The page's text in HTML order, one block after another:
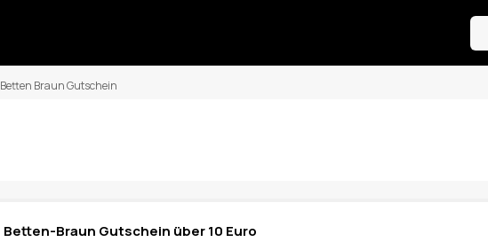
Betten Braun Gutschein
Betten-Braun Gutschein über 10 Euro